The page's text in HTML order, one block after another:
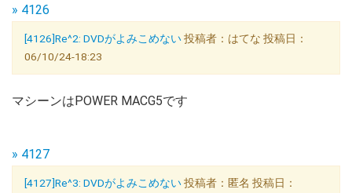
» 4126
[4126]Re^2: DVDがよみこめない投稿者：はてな 投稿日：
06/10/24-18:23
マシーンはPOWER MACG5です
» 4127
[4127]Re^3: DVDがよみこめない投稿者：匿名 投稿日：